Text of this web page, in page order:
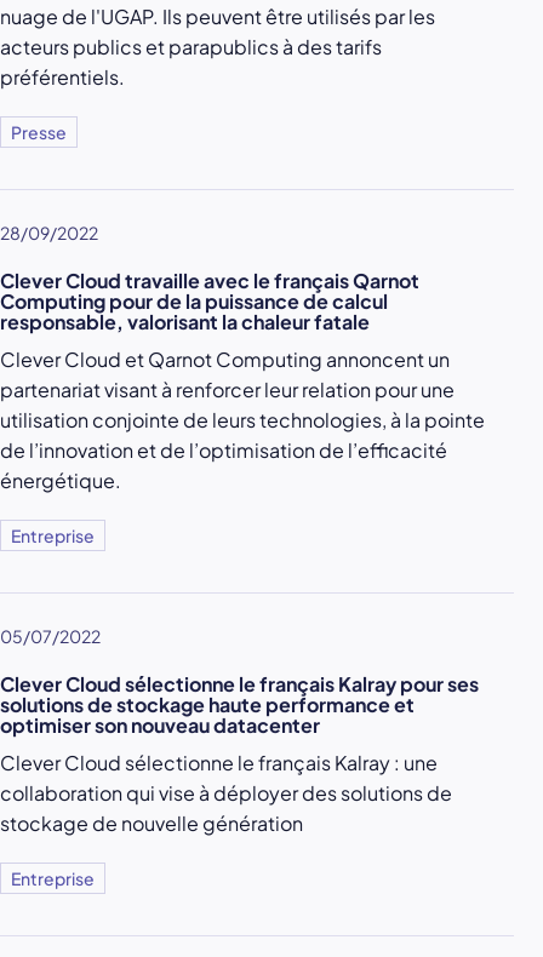
nuage de l'UGAP. Ils peuvent être utilisés par les
acteurs publics et parapublics à des tarifs
préférentiels.
Presse
28/09/2022
Clever Cloud travaille avec le français Qarnot
Computing pour de la puissance de calcul
responsable, valorisant la chaleur fatale
Clever Cloud et Qarnot Computing annoncent un
partenariat visant à renforcer leur relation pour une
utilisation conjointe de leurs technologies, à la pointe
de l’innovation et de l’optimisation de l’efficacité
énergétique.
Entreprise
05/07/2022
Clever Cloud sélectionne le français Kalray pour ses
solutions de stockage haute performance et
optimiser son nouveau datacenter
Clever Cloud sélectionne le français Kalray : une
collaboration qui vise à déployer des solutions de
stockage de nouvelle génération
Entreprise